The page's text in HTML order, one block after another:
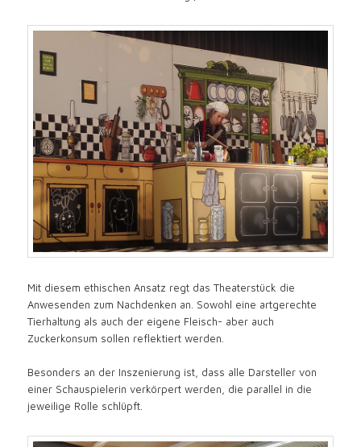
Mit diesem ethischen Ansatz regt das Theaterstück die
Anwesenden zum Nachdenken an. Sowohl eine artgerechte
Tierhaltung als auch der eigene Fleisch- aber auch
Zuckerkonsum sollen reflektiert werden.
Besonders an der Inszenierung ist, dass alle Darsteller von
einer Schauspielerin verkörpert werden, die parallel in die
jeweilige Rolle schlüpft.